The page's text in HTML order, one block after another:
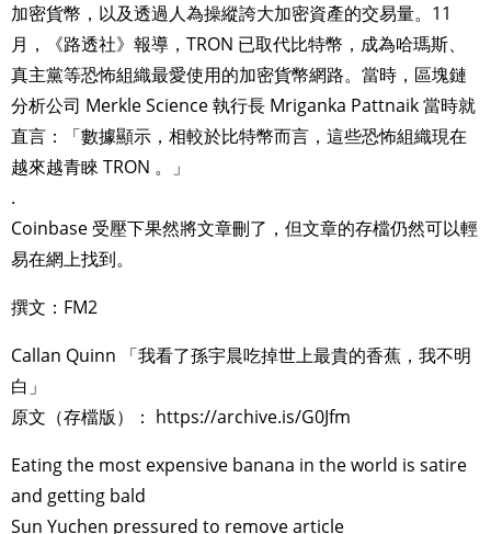
加密貨幣，以及透過人為操縱誇大加密資產的交易量。11
月，《路透社》報導，TRON 已取代比特幣，成為哈瑪斯、
真主黨等恐怖組織最愛使用的加密貨幣網路。當時，區塊鏈
分析公司 Merkle Science 執行長 Mriganka Pattnaik 當時就
直言：「數據顯示，相較於比特幣而言，這些恐怖組織現在
越來越青睞 TRON 。」
.
Coinbase 受壓下果然將文章刪了，但文章的存檔仍然可以輕
易在網上找到。
撰文：FM2
Callan Quinn 「我看了孫宇晨吃掉世上最貴的香蕉，我不明
白」
原文（存檔版）： https://archive.is/G0Jfm
Eating the most expensive banana in the world is satire
and getting bald
Sun Yuchen pressured to remove article